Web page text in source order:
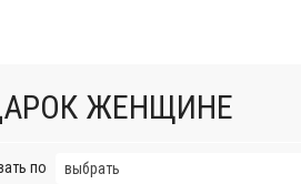
ЖЕНЩИНЕ
по выбрать